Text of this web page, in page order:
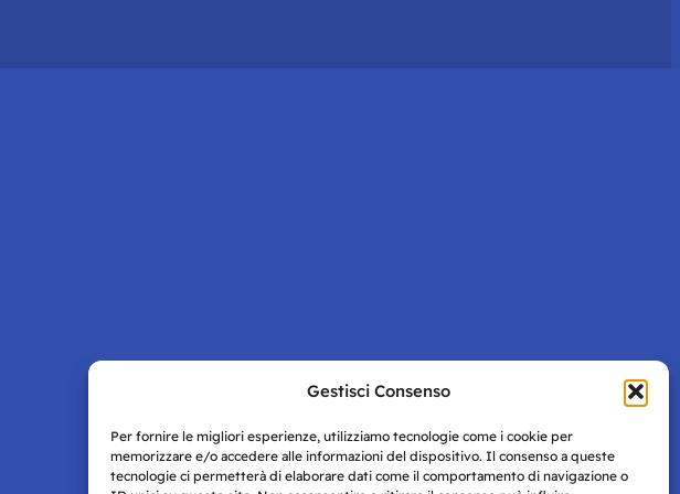
Gestisci Consenso
Per fornire le migliori esperienze, utilizziamo tecnologie come i cookie per
memorizzare e/o accedere alle informazioni del dispositivo. Il consenso a queste
tecnologie ci permetterà di elaborare dati come il comportamento di navigazione o